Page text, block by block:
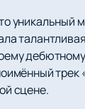
уникальный
трек
сцене.